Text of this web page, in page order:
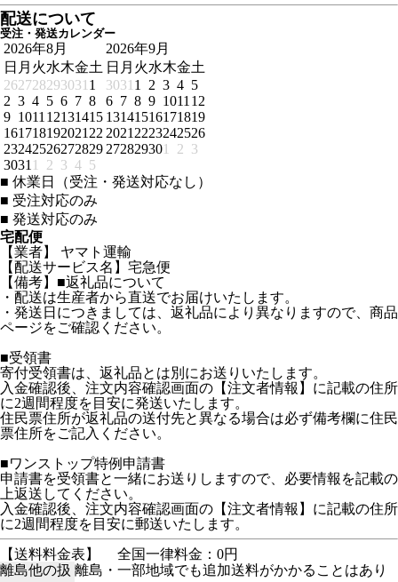
配送について
受注・発送カレンダー
2026年8月
日 月 火水木金土
262728293031 1
2 3 4 5 6 7 8
9 1011 12131415
161718192021 22
23242526272829
3031 1 2 3 4 5
2026年9月
日 月 火水木金土
3031 1 2 3 4 5
6 7 8 9 1011 12
13141516171819
2021 2223242526
272829301 2 3
■ 休業日（受注・発送対応なし）
■ 受注対応のみ
■ 発送対応のみ
宅配便
【業者】 ヤマト運輸
【配送サービス名】宅急便
【備考】■返礼品について
・配送は生産者から直送でお届けいたします。
・発送日につきましては、返礼品により異なりますので、商品
ページをご確認ください。
■受領書
寄付受領書は、返礼品とは別にお送りいたします。
入金確認後、注文内容確認画面の【注文者情報】に記載の住所
に2週間程度を目安に発送いたします。
住民票住所が返礼品の送付先と異なる場合は必ず備考欄に住民
票住所をご記入ください。
■ワンストップ特例申請書
申請書を受領書と一緒にお送りしますので、必要情報を記載の
上返送してください。
入金確認後、注文内容確認画面の【注文者情報】に記載の住所
に2週間程度を目安に郵送いたします。
【送料料金表】
全国一律料金：0円
離島他の扱 離島・一部地域でも追加送料がかかることはあり